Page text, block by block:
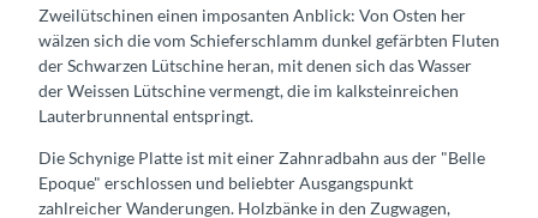
Zweilütschinen einen imposanten Anblick: Von Osten her
wälzen sich die vom Schieferschlamm dunkel gefärbten Fluten
der Schwarzen Lütschine heran, mit denen sich das Wasser
der Weissen Lütschine vermengt, die im kalksteinreichen
Lauterbrunnental entspringt.
Die Schynige Platte ist mit einer Zahnradbahn aus der "Belle
Epoque" erschlossen und beliebter Ausgangspunkt
zahlreicher Wanderungen. Holzbänke in den Zugwagen,